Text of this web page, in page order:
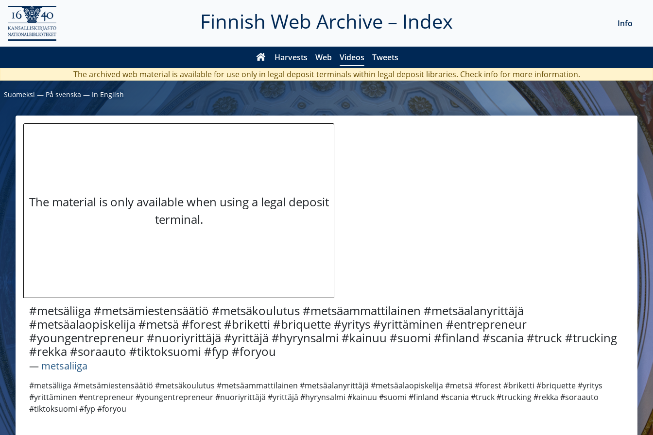
Finnish Web Archive – Index
Harvests Web Videos Tweets
Info
The archived web material is available for use only in legal deposit terminals within legal deposit libraries. Check info for more information.
Suomeksi ― På svenska ― In English
The material is only available when using a legal deposit
terminal.
#metsäliiga #metsämiestensäätiö #metsäkoulutus #metsäammattilainen #metsäalanyrittäjä
#metsäalaopiskelija #metsä #forest #briketti #briquette #yritys #yrittäminen #entrepreneur
#youngentrepreneur #nuoriyrittäjä #yrittäjä #hyrynsalmi #kainuu #suomi #finland #scania #truck #trucking
#rekka #soraauto #tiktoksuomi #fyp #foryou
― metsaliiga
#metsäliiga #metsämiestensäätiö #metsäkoulutus #metsäammattilainen #metsäalanyrittäjä #metsäalaopiskelija #metsä #forest #briketti #briquette #yritys
#yrittäminen #entrepreneur #youngentrepreneur #nuoriyrittäjä #yrittäjä #hyrynsalmi #kainuu #suomi #finland #scania #truck #trucking #rekka #soraauto
#tiktoksuomi #fyp #foryou